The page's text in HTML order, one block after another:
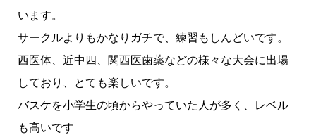
います。
サークルよりもかなりガチで、練習もしんどいです。
西医体、近中四、関西医歯薬などの様々な大会に出場
しており、とても楽しいです。
バスケを小学生の頃からやっていた人が多く、レベル
も高いです